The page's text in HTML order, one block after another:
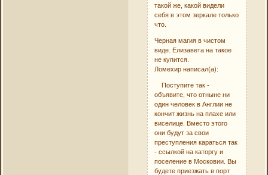
такой же, какой видели
себя в этом зеркале только
что.
Черная магия в чистом
виде. Елизавета на такое
не купится.
Ломехир написал(а):
Поступите так -
объявите, что отныне ни
один человек в Англии не
кончит жизнь на плахе или
виселице. Вместо этого
они будут за свои
преступления караться так
- ссылкой на каторгу и
поселение в Московии. Вы
будете приезжать в порт